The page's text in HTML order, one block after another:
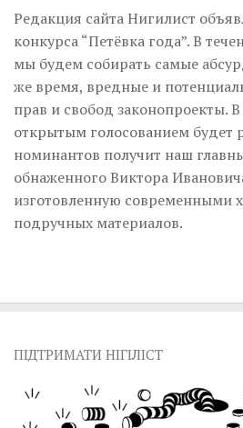
Inter/antinational
Редакция сайта Нигилист
конкурса “Петёвка года”. В
мы будем собирать самые
же время, вредные и
прав и свобод законопроекты.
открытым голосованием будет
номинантов получит наш
обнаженного Виктора
изготовленную современными
подручных материалов.
ПІДТРИМАТИ НІГІЛІСТ